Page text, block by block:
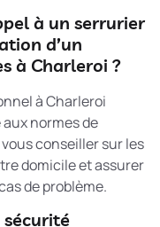
à un serrurier
d’un
à Charleroi ?
à Charleroi
normes de
conseiller sur les
domicile et assurer
de problème.
sécurité